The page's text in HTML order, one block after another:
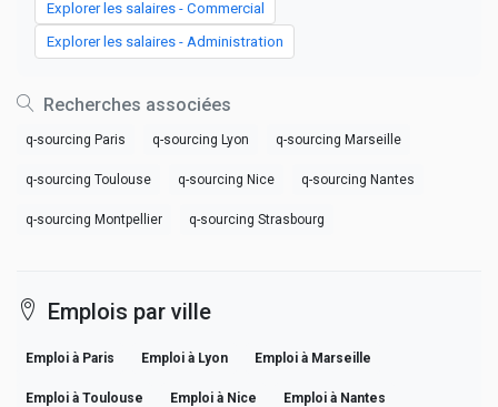
Explorer les salaires - Commercial
Explorer les salaires - Administration
Recherches associées
q-sourcing Paris q-sourcing Lyon q-sourcing Marseille
q-sourcing Toulouse q-sourcing Nice q-sourcing Nantes
q-sourcing Montpellier q-sourcing Strasbourg
Emplois par ville
Emploi à Paris Emploi à Lyon Emploi à Marseille
Emploi à Toulouse Emploi à Nice Emploi à Nantes